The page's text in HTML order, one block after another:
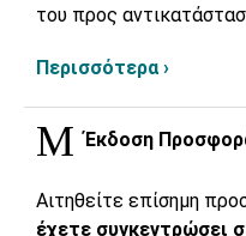
του προς
Περισσότερα ›
Έκδοση
Αιτηθείτε επίσημη
έχετε συγκεντρώσει